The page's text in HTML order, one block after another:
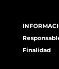
Finalidad